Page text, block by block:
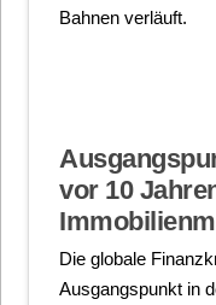
Bahnen verläuft.
vor 10
Die globale
Ausgangspunkt in